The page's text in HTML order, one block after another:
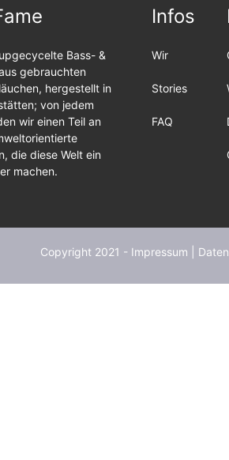
Bass- &
gebrauchten
hergestellt in
von jedem
wir einen Teil an
die diese Welt ein
machen.
Infos
Wir
Stories
FAQ
Copyright 2021 - Impressum